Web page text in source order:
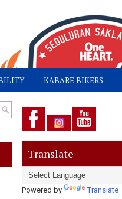
KABARE BIKERS
Translate
Powered by Translate